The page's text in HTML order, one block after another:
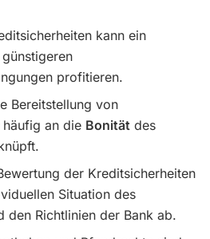
kann ein
profitieren.
Bereitstellung von
an die Bonität des
der Kreditsicherheiten
Situation des
den Richtlinien der Bank ab.